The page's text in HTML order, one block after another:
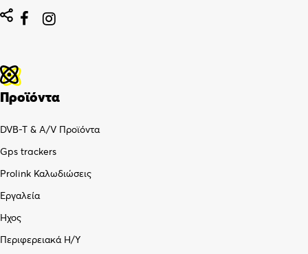
 
Προϊόντα
DVB-T & A/V Προϊόντα
Gps trackers
Prolink Καλωδιώσεις
Εργαλεία
Ήχος
Περιφερειακά Η/Υ